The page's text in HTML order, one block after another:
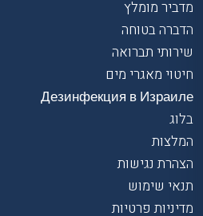
מדביר מומלץ
הדברה בטוחה
שירותי תברואה
חיטוי מאגרי מים
Дезинфекция в Израиле
בלוג
המלצות
הצהרת נגישות
תנאי שימוש
מדיניות פרטיות